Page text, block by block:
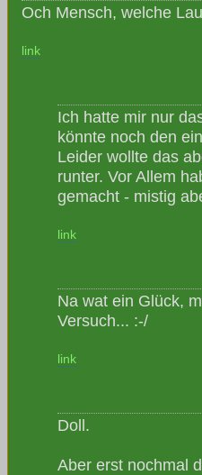
Och Mensch, welche
link
Ich hatte mir nur
könnte noch den
Leider wollte das
runter. Vor Allem
gemacht - mistig
link
Na wat ein Glück,
Versuch... :-/
link
Doll.
Aber erst nochmal